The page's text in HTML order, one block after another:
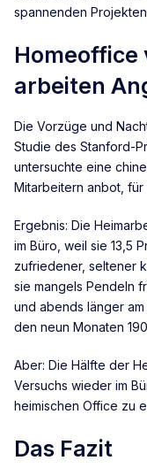
spannenden
Homeoffice
arbeiten
Die Vorzüge und
Studie des Stanford-
untersuchte eine
Mitarbeitern anbot,
Ergebnis: Die
im Büro, weil sie 13,5
zufriedener, seltener
sie mangels Pendeln
und abends länger
den neun Monaten
Aber: Die Hälfte der
Versuchs wieder im
heimischen Office zu
Das Fazit